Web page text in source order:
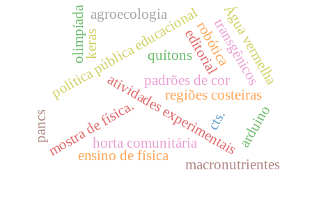
editorial
padrões de cor
atividades experimentais
mostra de física.
política pública educacional
quítons
regiões costeiras
olimpíada robótica
keras
horta comunitária
transgênicos
cts.
Água vermelha
agroecologia
ensino de física
arduino
pancs
macronutrientes